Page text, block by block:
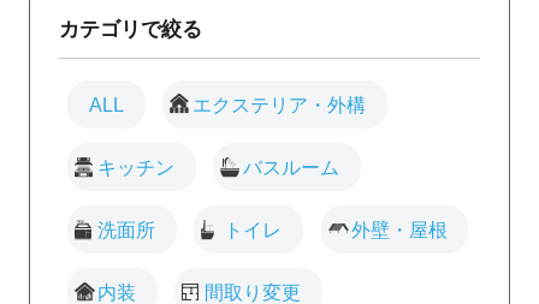
カテゴリで絞る
ALL エクステリア・外構
キッチン バスルーム
洗面所 トイレ 外壁・屋根
内装 間取り変更